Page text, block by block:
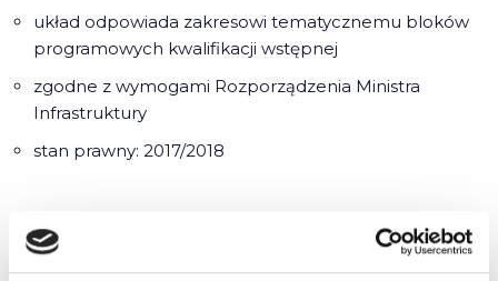
układ odpowiada zakresowi tematycznemu bloków
programowych kwalifikacji wstępnej
zgodne z wymogami Rozporządzenia Ministra
Infrastruktury
stan prawny: 2017/2018
Skuteczna nauka